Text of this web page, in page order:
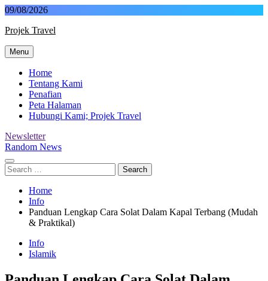
Skip
content
09/08/2026
Projek Travel
Malaysia Travel Portal
Menu
Home
Tentang Kami
Penafian
Peta Halaman
Hubungi Kami; Projek Travel
Newsletter
Random News
Search
for:
Home
Info
Panduan Lengkap Cara Solat Dalam Kapal Terbang (Mudah
& Praktikal)
Info
Islamik